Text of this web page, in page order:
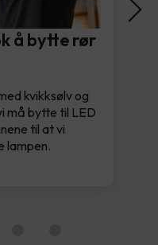
å bytte rør
kvikksølv og
må bytte til LED
til at vi
lampen.